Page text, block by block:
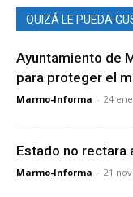
QUIZÁ LE PUEDA
Ayuntamiento de
para proteger el
Marmo-Informa - 24
Estado no rectara
Marmo-Informa - 21